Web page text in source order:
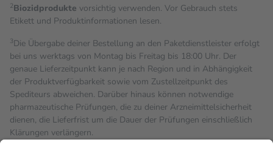
2Biozidprodukte vorsichtig verwenden. Vor Gebrauch stets
Etikett und Produktinformationen lesen.
3Die Übergabe deiner Bestellung an den Paketdienstleister erfolgt
bei uns werktags von Montag bis Freitag bis 18:00 Uhr. Der
genaue Lieferzeitpunkt kann je nach Region und in Abhängigkeit
der Produktverfügbarkeit sowie vom Zustellzeitpunkt des
Spediteurs abweichen. Darüber hinaus können notwendige
pharmazeutische Prüfungen, die zu deiner Arzneimittelsicherheit
dienen, die Lieferfrist um die Dauer der Prüfungen einschließlich
Klärungen verlängern.